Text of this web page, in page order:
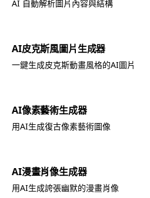
AI 自動解析圖片內容與結構
AI皮克斯風圖片生成器
一鍵生成皮克斯動畫風格的AI圖片
AI像素藝術生成器
用AI生成復古像素藝術圖像
AI漫畫肖像生成器
用AI生成誇張幽默的漫畫肖像